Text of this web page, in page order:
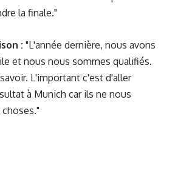
la finale."
: "L'année dernière, nous avons
et nous nous sommes qualifiés.
L'important c'est d'aller
à Munich car ils ne nous